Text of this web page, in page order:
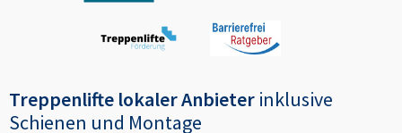
Treppenlifte lokaler Anbieter inklusive
Schienen und Montage